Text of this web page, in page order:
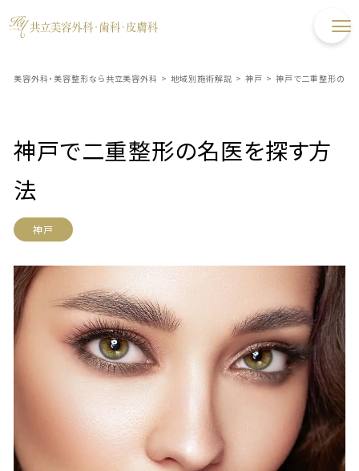
美容外科・美容整形なら共立美容外科 > 地域別施術解説 > 神戸 > 神戸で二重整形の名
神戸で二重整形の名医を探す方
法
神戸